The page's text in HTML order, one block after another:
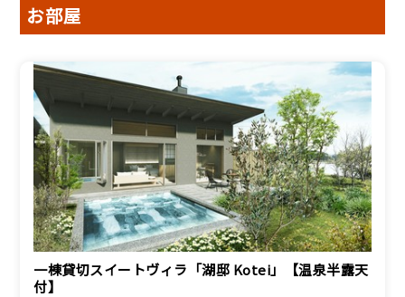
お部屋
一棟貸切スイートヴィラ「湖邸 Kotei」【温泉半露天
付】